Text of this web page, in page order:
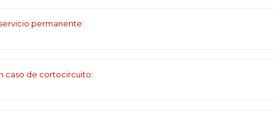
permanente:
caso de cortocircuito: